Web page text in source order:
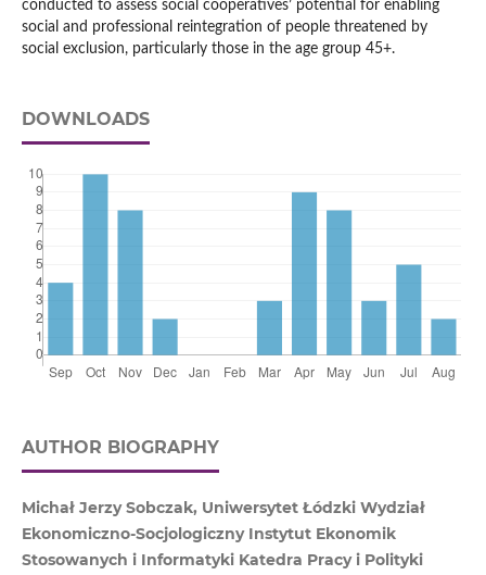
conducted to assess social cooperatives’ potential for enabling
social and professional reintegration of people threatened by
social exclusion, particularly those in the age group 45+.
DOWNLOADS
AUTHOR BIOGRAPHY
Michał Jerzy Sobczak, Uniwersytet Łódzki Wydział
Ekonomiczno-Socjologiczny Instytut Ekonomik
Stosowanych i Informatyki Katedra Pracy i Polityki